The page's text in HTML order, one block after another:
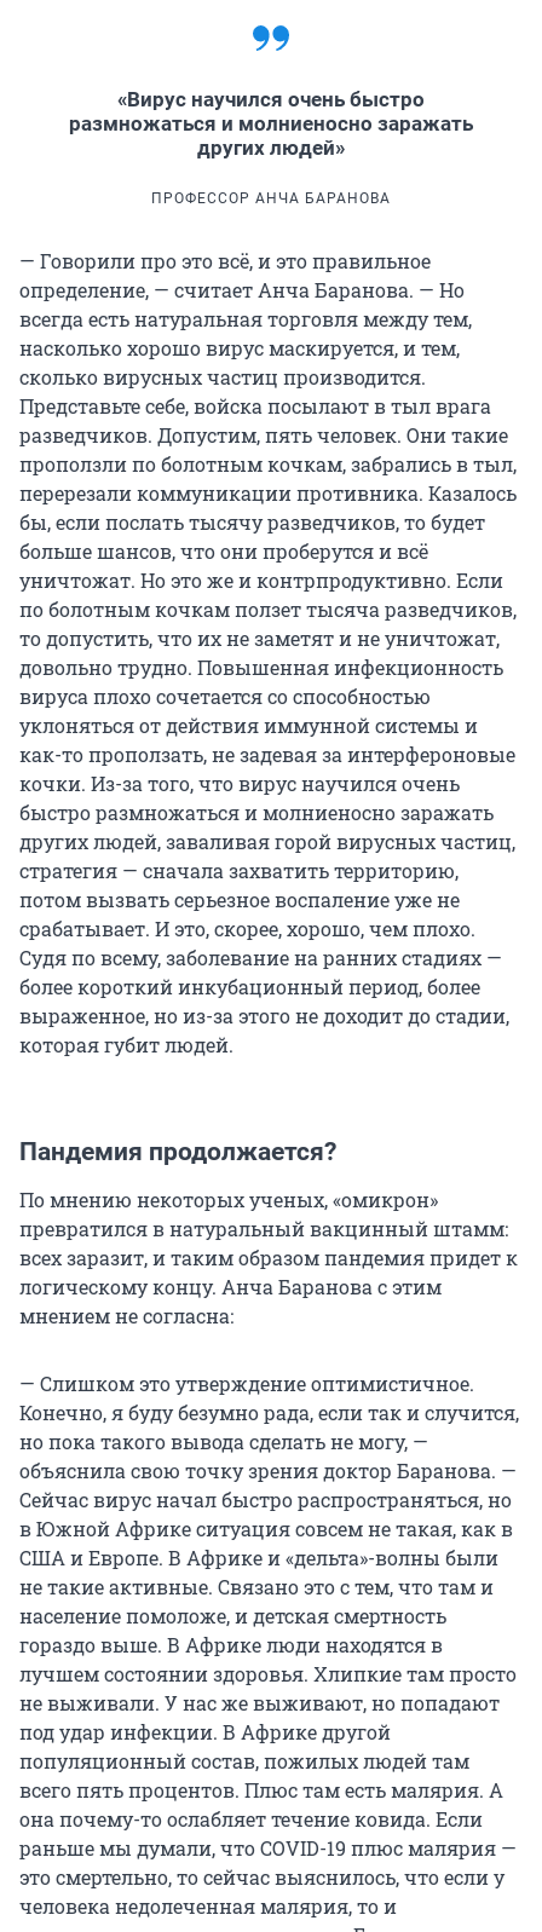
«Вирус научился очень быстро
размножаться и молниеносно заражать
других людей»
ПРОФЕССОР АНЧА БАРАНОВА
— Говорили про это всё, и это правильное
определение, — считает Анча Баранова. — Но
всегда есть натуральная торговля между тем,
насколько хорошо вирус маскируется, и тем,
сколько вирусных частиц производится.
Представьте себе, войска посылают в тыл врага
разведчиков. Допустим, пять человек. Они такие
проползли по болотным кочкам, забрались в тыл,
перерезали коммуникации противника. Казалось
бы, если послать тысячу разведчиков, то будет
больше шансов, что они проберутся и всё
уничтожат. Но это же и контрпродуктивно. Если
по болотным кочкам ползет тысяча разведчиков,
то допустить, что их не заметят и не уничтожат,
довольно трудно. Повышенная инфекционность
вируса плохо сочетается со способностью
уклоняться от действия иммунной системы и
как-то проползать, не задевая за интерфероновые
кочки. Из-за того, что вирус научился очень
быстро размножаться и молниеносно заражать
других людей, заваливая горой вирусных частиц,
стратегия — сначала захватить территорию,
потом вызвать серьезное воспаление уже не
срабатывает. И это, скорее, хорошо, чем плохо.
Судя по всему, заболевание на ранних стадиях —
более короткий инкубационный период, более
выраженное, но из-за этого не доходит до стадии,
которая губит людей.
Пандемия продолжается?
По мнению некоторых ученых, «омикрон»
превратился в натуральный вакцинный штамм:
всех заразит, и таким образом пандемия придет к
логическому концу. Анча Баранова с этим
мнением не согласна:
— Слишком это утверждение оптимистичное.
Конечно, я буду безумно рада, если так и случится,
но пока такого вывода сделать не могу, —
объяснила свою точку зрения доктор Баранова. —
Сейчас вирус начал быстро распространяться, но
в Южной Африке ситуация совсем не такая, как в
США и Европе. В Африке и «дельта»-волны были
не такие активные. Связано это с тем, что там и
население помоложе, и детская смертность
гораздо выше. В Африке люди находятся в
лучшем состоянии здоровья. Хлипкие там просто
не выживали. У нас же выживают, но попадают
под удар инфекции. В Африке другой
популяционный состав, пожилых людей там
всего пять процентов. Плюс там есть малярия. А
она почему-то ослабляет течение ковида. Если
раньше мы думали, что COVID-19 плюс малярия —
это смертельно, то сейчас выяснилось, что если у
человека недолеченная малярия, то и